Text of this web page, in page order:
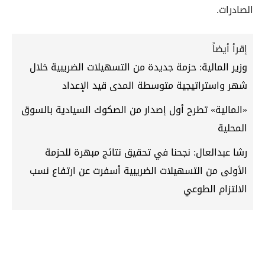
الصادرات.
إقرأ أيضاً
وزير المالية: حزمة جديدة من التسهيلات الضريبية خلال
شهر واستراتيجية متوسطة المدى قيد الإعداد
«المالية» تطرح أول إصدار من الصكوك السيادية بالسوق
المحلية
رشا عبدالعال: نجحنا في تحقيق نتائج مبهرة للحزمة
الأولى من التسهيلات الضريبية أسفرت عن ارتفاع نسب
الالتزام الطوعي